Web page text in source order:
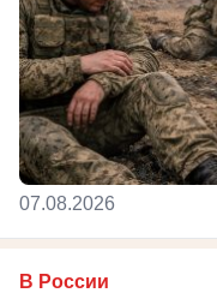
07.08.2026
В России